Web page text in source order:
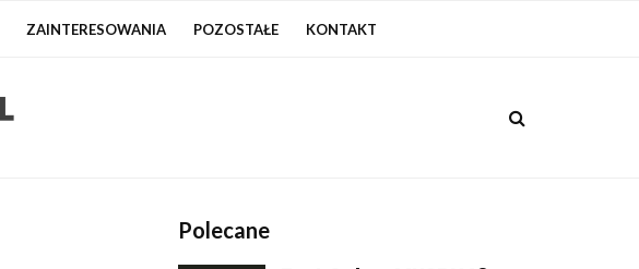
ZAINTERESOWANIA POZOSTAŁE KONTAKT
Polecane